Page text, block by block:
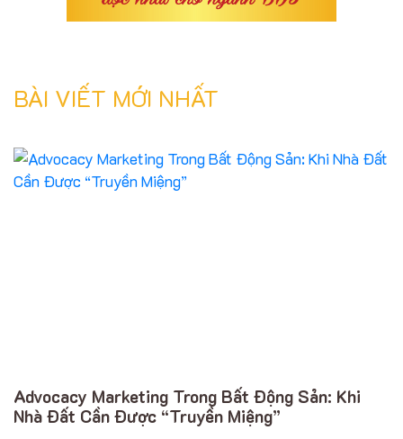
BÀI VIẾT MỚI NHẤT
Advocacy Marketing Trong Bất Động Sản: Khi
Nhà Đất Cần Được “Truyền Miệng”